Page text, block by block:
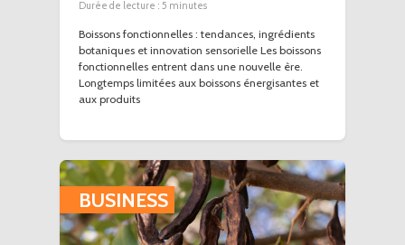
5 minutes
Boissons fonctionnelles : tendances, ingrédients
botaniques et innovation sensorielle Les boissons
fonctionnelles entrent dans une nouvelle ère.
Longtemps limitées aux boissons énergisantes et
aux produits
BUSINESS